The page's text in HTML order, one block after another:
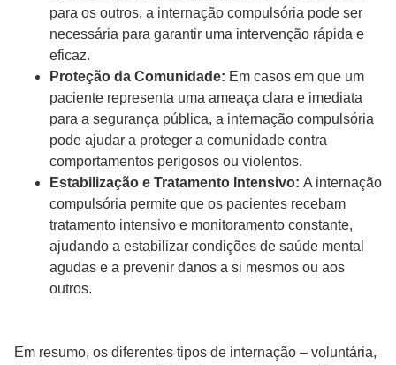
para os outros, a internação compulsória pode ser
necessária para garantir uma intervenção rápida e
eficaz.
Proteção da Comunidade: Em casos em que um
paciente representa uma ameaça clara e imediata
para a segurança pública, a internação compulsória
pode ajudar a proteger a comunidade contra
comportamentos perigosos ou violentos.
Estabilização e Tratamento Intensivo: A internação
compulsória permite que os pacientes recebam
tratamento intensivo e monitoramento constante,
ajudando a estabilizar condições de saúde mental
agudas e a prevenir danos a si mesmos ou aos
outros.
Em resumo, os diferentes tipos de internação – voluntária,